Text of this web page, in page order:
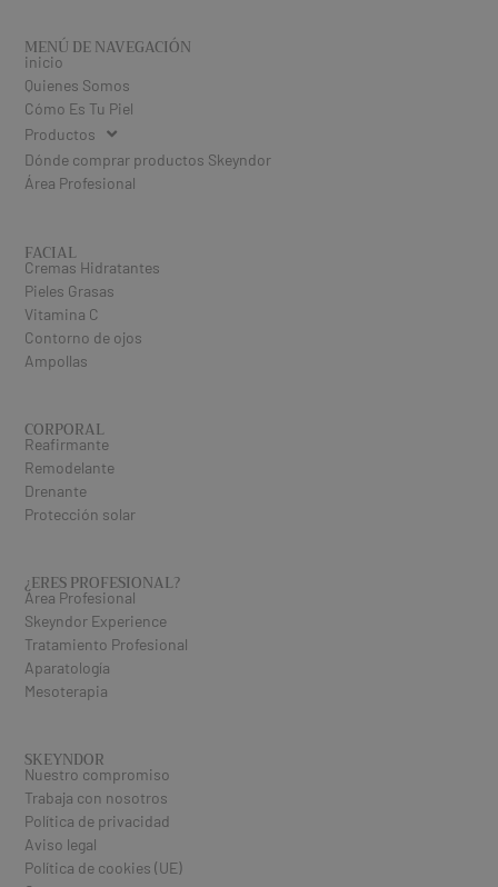
MENÚ DE NAVEGACIÓN
inicio
Quienes Somos
Cómo Es Tu Piel
Productos
Dónde comprar productos Skeyndor
Área Profesional
FACIAL
Cremas Hidratantes
Pieles Grasas
Vitamina C
Contorno de ojos
Ampollas
CORPORAL
Reafirmante
Remodelante
Drenante
Protección solar
¿ERES PROFESIONAL​?
Área Profesional
Skeyndor Experience
Tratamiento Profesional
Aparatología
Mesoterapia
SKEYNDOR
Nuestro compromiso
Trabaja con nosotros
Política de privacidad
Aviso legal
Política de cookies (UE)